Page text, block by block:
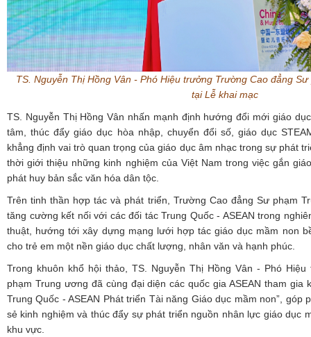
TS. Nguyễn Thị Hồng Vân -Phó Hiệu trưởng Trường Cao đẳng Sư
tại Lễ khai mạc
TS. Nguyễn Thị Hồng Vân nhấn mạnh định hướng đổi mới giáo
tâm, thúc đẩy giáo dục hòa nhập, chuyển đổi số, giáo dục
khẳng định vai trò quan trọng của giáo dục âm nhạc trong sự phát
thời giới thiệu những kinh nghiệm của Việt Nam trong việc gắn
phát huy bản sắc văn hóa dân tộc.
Trên tinh thần hợp tác và phát triển, Trường Cao đẳng Sư phạm
tăng cường kết nối với các đối tác Trung Quốc - ASEAN trong
thuật, hướng tới xây dựng mạng lưới hợp tác giáo dục mầm non
cho trẻ em một nền giáo dục chất lượng, nhân văn và hạnh phúc.
Trong khuôn khổ hội thảo, TS. Nguyễn Thị Hồng Vân - Phó
phạm Trung ương đã cùng đại diện các quốc gia ASEAN tham gia
Trung Quốc - ASEAN Phát triển Tài năng Giáo dục mầm non”, góp
sẻ kinh nghiệm và thúc đẩy sự phát triển nguồn nhân lực giáo dục
khu vực.